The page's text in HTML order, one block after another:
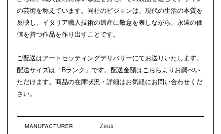
の芸術を称えています。同社のビジョンは、現代の生活の本質を
反映し、イタリア職人技術の遺産に敬意を表しながら、永遠の価
値を持つ作品を作り出すことです。
ご配送はアートセッティングデリバリーにてお送りいたします。
配送サイズは「Bランク」です。配送金額は こちら よりお調べい
ただけます。商品の在庫状況・詳細はお気軽にお問い合わせくだ
さい。
MANUFACTURER Zeus